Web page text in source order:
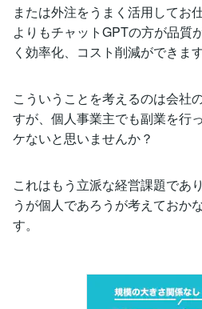
または外注をうまく活用してお
よりもチャットGPTの方が品質
く効率化、コスト削減ができます
こういうことを考えるのは会社
すが、個人事業主でも副業を行
ケないと思いませんか？
これはもう立派な経営課題であ
うが個人であろうが考えておか
す。